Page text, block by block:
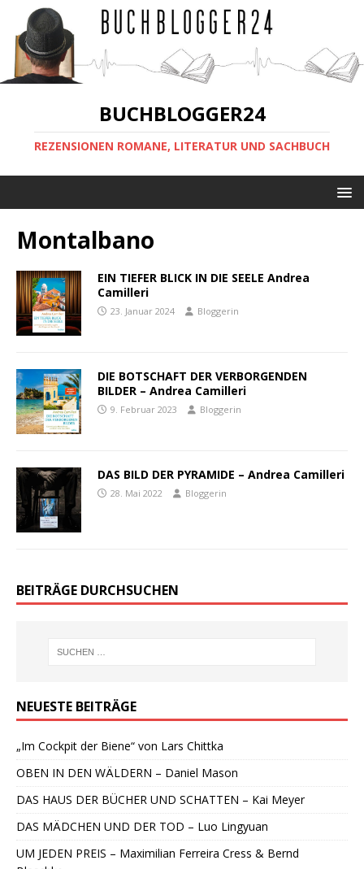
BUCHBLOGGER24
REZENSIONEN ROMANE, LITERATUR UND SACHBUCH
Montalbano
EIN TIEFER BLICK IN DIE SEELE Andrea
Camilleri
23. Januar 2024 Bloggerin
DIE BOTSCHAFT DER VERBORGENDEN
BILDER – Andrea Camilleri
9. Februar 2023 Bloggerin
DAS BILD DER PYRAMIDE – Andrea Camilleri
28. Mai 2022 Bloggerin
BEITRÄGE DURCHSUCHEN
NEUESTE BEITRÄGE
„Im Cockpit der Biene“ von Lars Chittka
OBEN IN DEN WÄLDERN – Daniel Mason
DAS HAUS DER BÜCHER UND SCHATTEN – Kai Meyer
DAS MÄDCHEN UND DER TOD – Luo Lingyuan
UM JEDEN PREIS – Maximilian Ferreira Cress & Bernd